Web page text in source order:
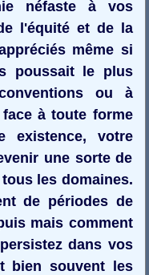
néfaste à vos
l'équité et de la
même si
poussait le plus
ou à
à toute forme
existence, votre
une sorte de
les domaines.
de périodes de
mais comment
dans vos
bien souvent les